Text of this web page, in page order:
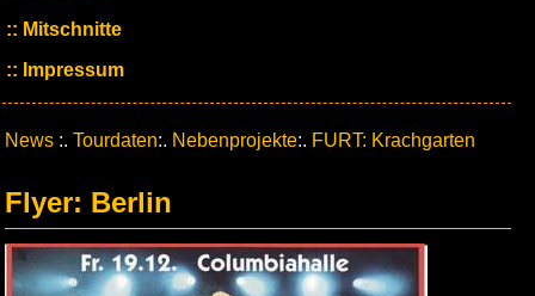
Mitschnitte
Impressum
News :. Tourdaten:. Nebenprojekte:. FURT: Krachgarten
Flyer: Berlin